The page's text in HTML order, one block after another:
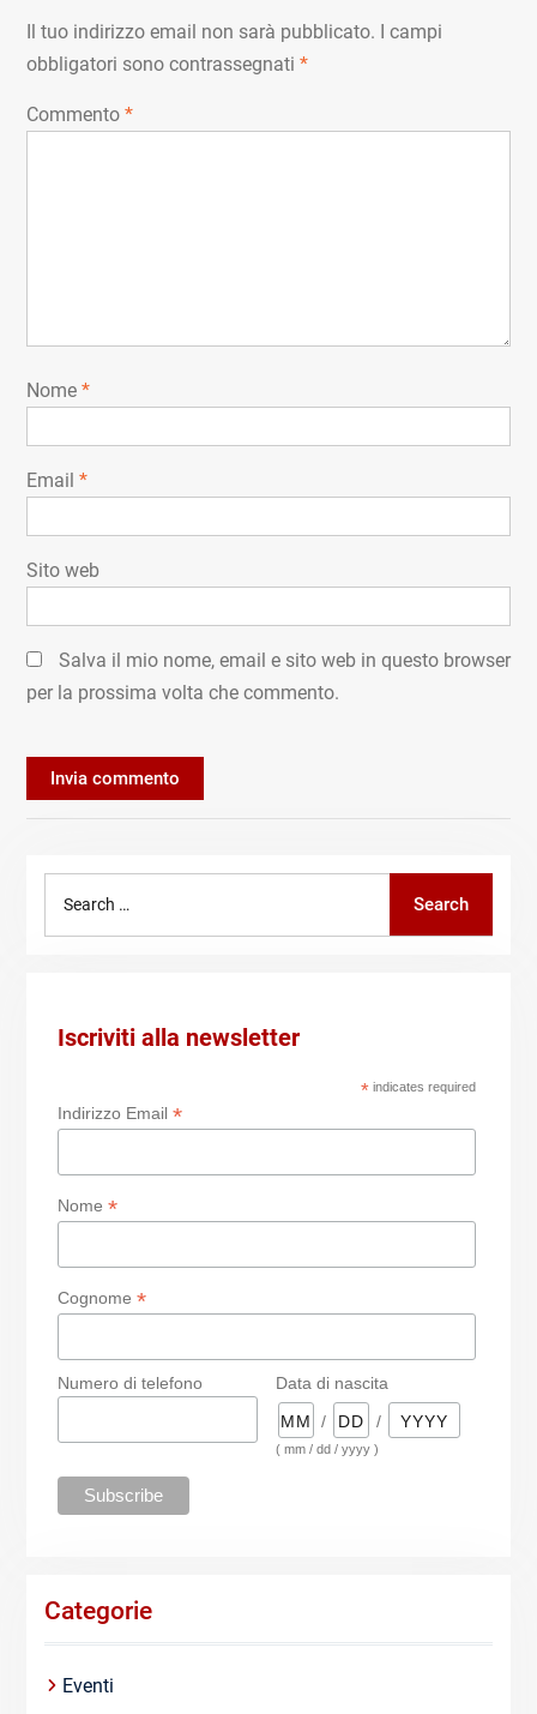
Il tuo indirizzo email non sarà pubblicato.
I campi
obbligatori sono contrassegnati *
Commento *
Nome *
Email *
Sito web
Salva il mio nome, email e sito web in questo browser
per la prossima volta che commento.
Search
Iscriviti alla newsletter
*indicates required
Indirizzo Email *
Nome *
Cognome *
Numero di telefono
Data di nascita
/
/
( mm / dd / yyyy )
Categorie
Eventi